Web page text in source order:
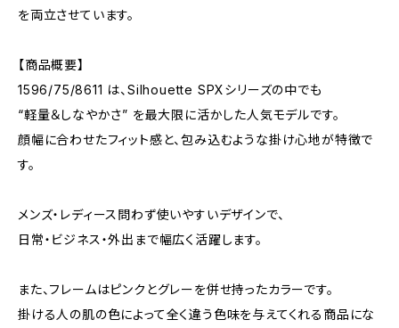
を両立させています。
【商品概要】
1596/75/8611 は、Silhouette SPXシリーズの中でも
“軽量＆しなやかさ” を最大限に活かした人気モデルです。
顔幅に合わせたフィット感と、包み込むような掛け心地が特徴で
す。
メンズ・レディース問わず使いやすいデザインで、
日常・ビジネス・外出まで幅広く活躍します。
また、フレームはピンクとグレーを併せ持ったカラーです。
掛ける人の肌の色によって全く違う色味を与えてくれる商品にな